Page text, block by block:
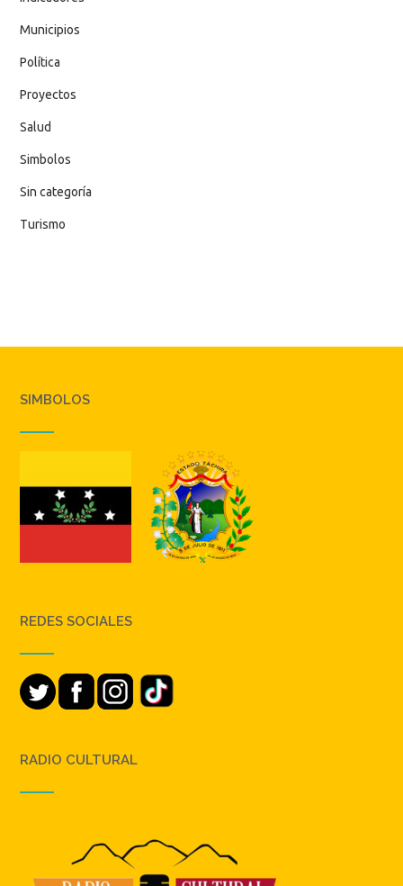
Municipios
Política
Proyectos
Salud
Simbolos
Sin categoría
Turismo
SIMBOLOS
REDES SOCIALES
RADIO CULTURAL